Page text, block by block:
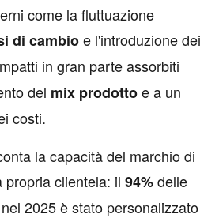
come la fluttuazione
di cambioe l'introduzione dei
in gran parte assorbiti
del mix prodottoe a un
costi.
la capacità del marchio di
clientela: il 94%delle
2025 è stato personalizzato